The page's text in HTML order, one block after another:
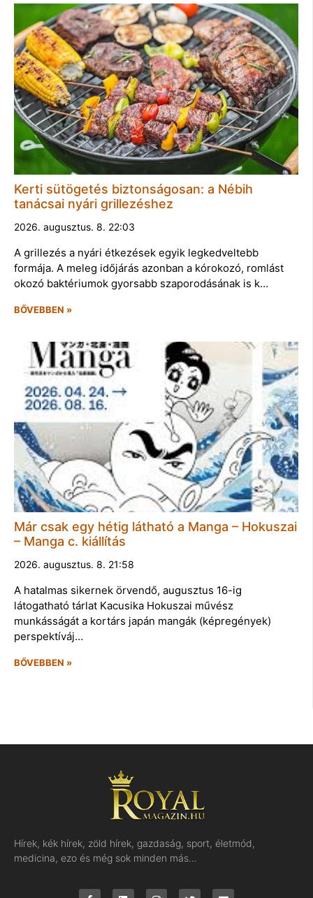
Kerti sütögetés biztonságosan: a Nébih
tanácsai nyári grillezéshez
2026. augusztus. 8. 22:03
A grillezés a nyári étkezések egyik legkedveltebb
formája. A meleg időjárás azonban a kórokozó, romlást
okozó baktériumok gyorsabb szaporodásának is k…
BŐVEBBEN »
Már csak egy hétig látható a Manga – Hokuszai
– Manga c. kiállítás
2026. augusztus. 8. 21:58
A hatalmas sikernek örvendő, augusztus 16-ig
látogatható tárlat Kacusika Hokuszai művész
munkásságát a kortárs japán mangák (képregények)
perspektíváj…
BŐVEBBEN »
Hírek, kék hírek, zöld hírek, gazdaság, sport, életmód,
medicina, ezo és még sok minden más…